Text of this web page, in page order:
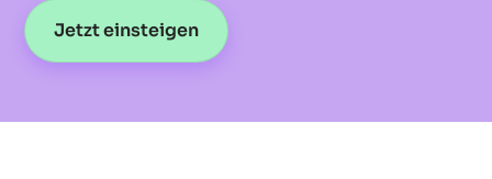
Jetzt einsteigen